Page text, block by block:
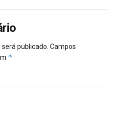
publicado. Campos
*